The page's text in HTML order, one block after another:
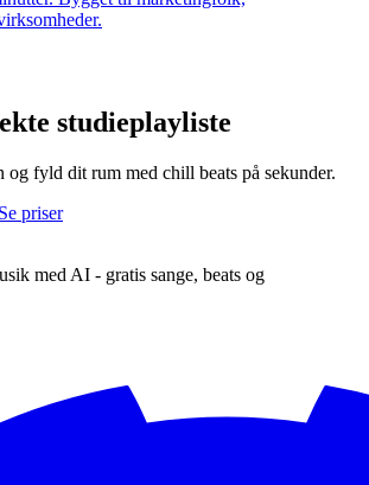
studieplayliste
og fyld dit rum med chill beats på sekunder.
priser
med AI - gratis sange, beats og